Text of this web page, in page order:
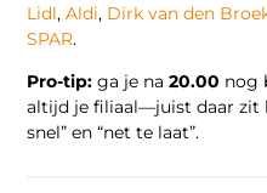
Lidl,Aldi, Dirk van den
SPAR.
Pro-tip: ga je na20.00 nog
altijd je filiaal—juist daar zit
snel” en “net te laat”.